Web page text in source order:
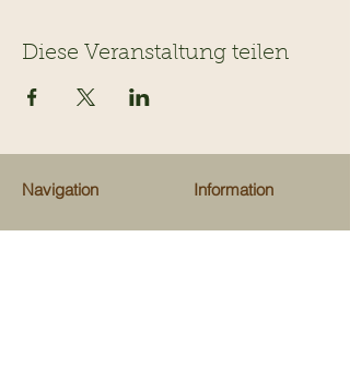
Diese Veranstaltung teilen
Navigation Information